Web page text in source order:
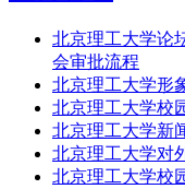
北京理工大学论
会审批流程
北京理工大学形
北京理工大学校
北京理工大学新
北京理工大学对
北京理工大学校